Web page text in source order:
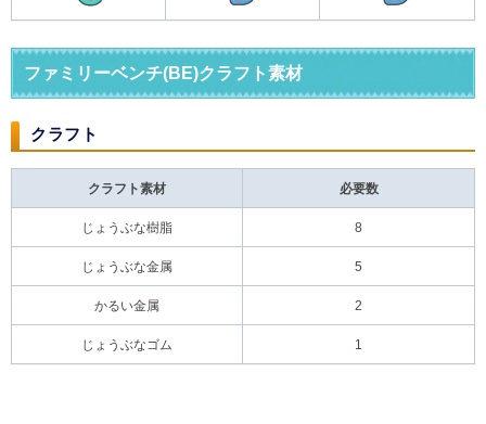
ファミリーベンチ(BE)クラフト素材
クラフト
クラフト素材 必要数
じょうぶな樹脂 8
じょうぶな金属 5
かるい金属 2
じょうぶなゴム 1